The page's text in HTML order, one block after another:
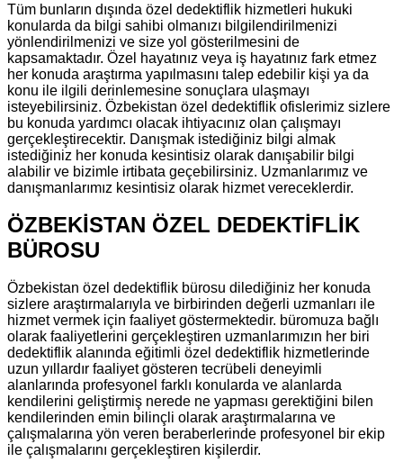
Tüm bunların dışında özel dedektiflik hizmetleri hukuki
konularda da bilgi sahibi olmanızı bilgilendirilmenizi
yönlendirilmenizi ve size yol gösterilmesini de
kapsamaktadır. Özel hayatınız veya iş hayatınız fark etmez
her konuda araştırma yapılmasını talep edebilir kişi ya da
konu ile ilgili derinlemesine sonuçlara ulaşmayı
isteyebilirsiniz. Özbekistan özel dedektiflik ofislerimiz sizlere
bu konuda yardımcı olacak ihtiyacınız olan çalışmayı
gerçekleştirecektir. Danışmak istediğiniz bilgi almak
istediğiniz her konuda kesintisiz olarak danışabilir bilgi
alabilir ve bizimle irtibata geçebilirsiniz. Uzmanlarımız ve
danışmanlarımız kesintisiz olarak hizmet vereceklerdir.
ÖZBEKİSTAN ÖZEL DEDEKTİFLİK
BÜROSU
Özbekistan özel dedektiflik bürosu dilediğiniz her konuda
sizlere araştırmalarıyla ve birbirinden değerli uzmanları ile
hizmet vermek için faaliyet göstermektedir. büromuza bağlı
olarak faaliyetlerini gerçekleştiren uzmanlarımızın her biri
dedektiflik alanında eğitimli özel dedektiflik hizmetlerinde
uzun yıllardır faaliyet gösteren tecrübeli deneyimli
alanlarında profesyonel farklı konularda ve alanlarda
kendilerini geliştirmiş nerede ne yapması gerektiğini bilen
kendilerinden emin bilinçli olarak araştırmalarına ve
çalışmalarına yön veren beraberlerinde profesyonel bir ekip
ile çalışmalarını gerçekleştiren kişilerdir.